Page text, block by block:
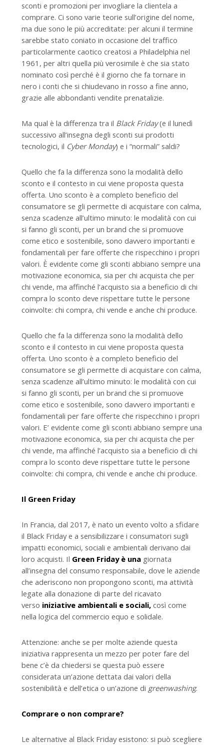
sconti e promozioni per invogliare la clientela a
comprare. Ci sono varie teorie sull’origine del nome,
ma due sono le più accreditate: per alcuni il termine
sarebbe stato coniato in occasione del traffico
particolarmente caotico creatosi a Philadelphia nel
1961, per altri quella più verosimile è che sia stato
nominato così perché è il giorno che fa tornare in
nero i conti che si chiudevano in rosso a fine anno,
grazie alle abbondanti vendite prenatalizie.
Ma qual è la differenza tra il Black Friday(e il lunedì
successivo all’insegna degli sconti sui prodotti
tecnologici, il Cyber Monday) e i “normali” saldi?
Quello che fa la differenza sono la modalità dello
sconto e il contesto in cui viene proposta questa
offerta. Uno sconto è a completo beneficio del
consumatore se gli permette di acquistare con calma,
senza scadenze all’ultimo minuto: le modalità con cui
si fanno gli sconti, per un brand che si promuove
come etico e sostenibile, sono davvero importanti e
fondamentali per fare offerte che rispecchino i propri
valori. È evidente come gli sconti abbiano sempre una
motivazione economica, sia per chi acquista che per
chi vende, ma affinché l’acquisto sia a beneficio di chi
compra lo sconto deve rispettare tutte le persone
coinvolte: chi compra, chi vende e anche chi produce.
Quello che fa la differenza sono la modalità dello
sconto e il contesto in cui viene proposta questa
offerta. Uno sconto è a completo beneficio del
consumatore se gli permette di acquistare con calma,
senza scadenze all’ultimo minuto: le modalità con cui
si fanno gli sconti, per un brand che si promuove
come etico e sostenibile, sono davvero importanti e
fondamentali per fare offerte che rispecchino i propri
valori. E’ evidente come gli sconti abbiano sempre una
motivazione economica, sia per chi acquista che per
chi vende, ma affinché l’acquisto sia a beneficio di chi
compra lo sconto deve rispettare tutte le persone
coinvolte: chi compra, chi vende e anche chi produce.
Il Green Friday
In Francia, dal 2017, è nato un evento volto a sfidare
il Black Friday e a sensibilizzare i consumatori sugli
impatti economici, sociali e ambientali derivano dai
loro acquisti. Il Green Friday è una giornata
all’insegna del consumo responsabile, dove le aziende
che aderiscono non propongono sconti, ma attività
legate alla donazione di parte del ricavato
verso iniziative ambientali e sociali, così come
nella logica del commercio equo e solidale.
Attenzione: anche se per molte aziende questa
iniziativa rappresenta un mezzo per poter fare del
bene c’è da chiedersi se questa può essere
considerata un’azione dettata dai valori della
sostenibilità e dell’etica o un’azione di greenwashing.
Comprare o non comprare?
Le alternative al Black Friday esistono: si può scegliere